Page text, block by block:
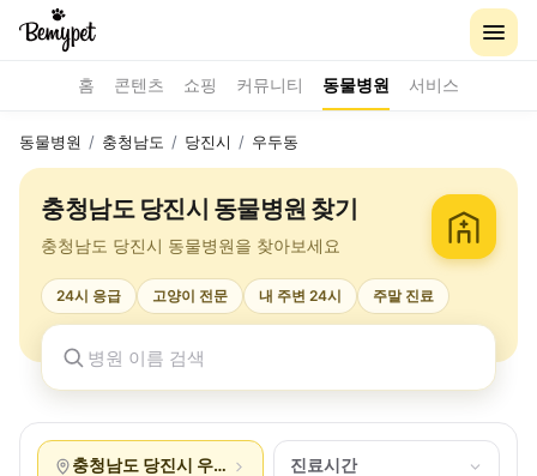
홈 콘텐츠 쇼핑 커뮤니티 동물병원 서비스
동물병원 / 충청남도 / 당진시 / 우두동
충청남도 당진시 동물병원 찾기
충청남도 당진시 동물병원을 찾아보세요
24시 응급 고양이 전문 내 주변 24시 주말 진료
충청남도 당진시 우두동 진료시간